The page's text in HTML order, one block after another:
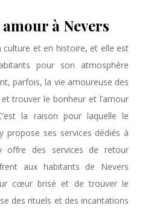
à Nevers
culture et en histoire, et elle est
pour son atmosphère
parfois, la vie amoureuse des
trouver le bonheur et l’amour
la raison pour laquelle le
propose ses services dédiés à
offre des services de retour
aux habitants de Nevers
cœur brisé et de trouver le
des rituels et des incantations